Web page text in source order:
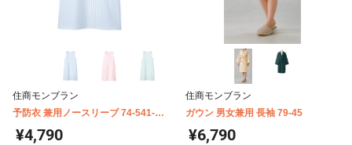
住商モンブラン
予防衣 兼用ノースリーブ 74-541-
545
¥4,790
住商モンブラン
ガウン 男女兼用 長袖 79-45
¥6,790